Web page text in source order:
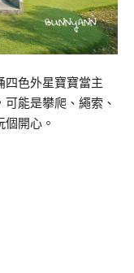
四色外星寶寶當主
能是攀爬、繩索、
開心。